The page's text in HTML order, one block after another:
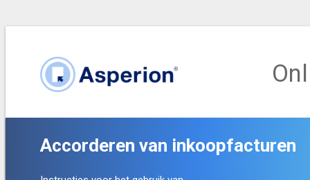
Accorderen van inkoopfacturen